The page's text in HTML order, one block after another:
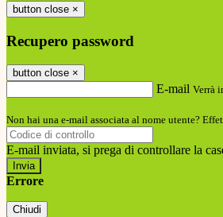
button close ×
Recupero password
button close ×
E-mail Verrà
Non hai una e-mail associata al nome utente?
E-mail inviata, si prega di controllare la
Errore
Chiudi